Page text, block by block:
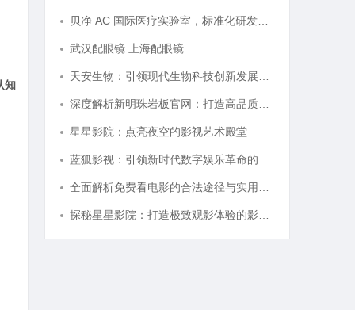
知
武汉配眼镜 上海配眼镜
星星影院：点亮夜空的影视艺术殿堂